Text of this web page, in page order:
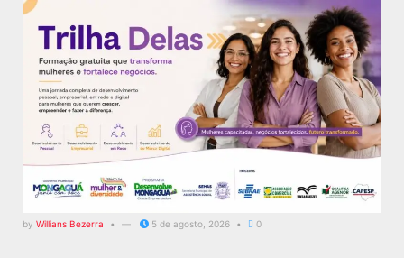
by Willians Bezerra 5 de agosto, 2026 0